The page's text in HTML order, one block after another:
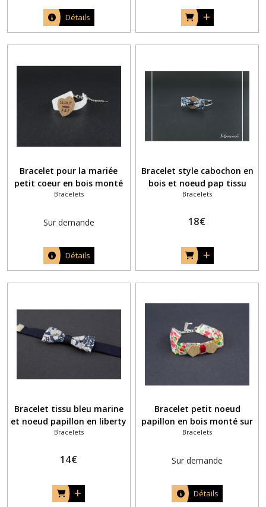
Détails
Bracelet pour la mariée
petit coeur en bois monté
sur un ruban blanc
Bracelets
Sur demande
Détails
Bracelet style cabochon en
bois et noeud pap tissu
liberty anglais June's
Bracelets
18€
Bracelet tissu bleu marine
et noeud papillon en liberty
anglais June's Meadow bleu
Bracelets
14€
Bracelet petit noeud
papillon en bois monté sur
un ruban liberty coloré
Bracelets
Sur demande
Détails